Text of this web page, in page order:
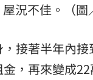
況不佳。（圖
接著半年內
，再來變成